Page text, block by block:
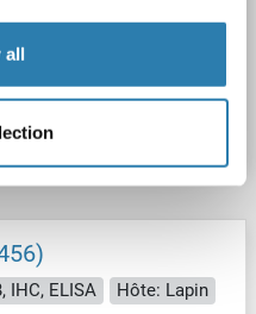
all
IHC, ELISA
Hôte: Lapin